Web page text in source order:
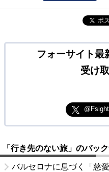
ポ
フォーサイト最
受け
「行き先のない旅」のバッ
バルセロナに息づく「慈